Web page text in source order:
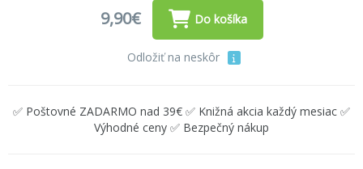
9,90€ Do košíka
Odložiť na neskôr
✅ Poštovné ZADARMO nad 39€ ✅ Knižná akcia každý mesiac ✅
Výhodné ceny ✅ Bezpečný nákup